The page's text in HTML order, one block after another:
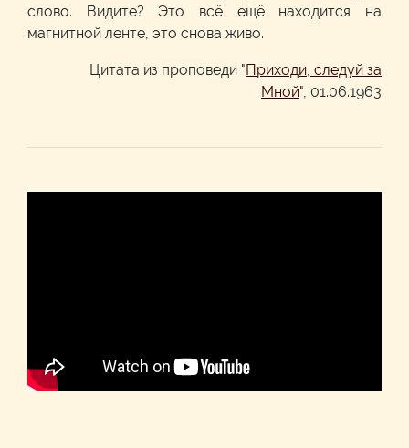
слово. Видите? Это всё ещё находится на
магнитной ленте, это снова живо.
Цитата из проповеди "Приходи, следуй за
Мной", 01.06.1963